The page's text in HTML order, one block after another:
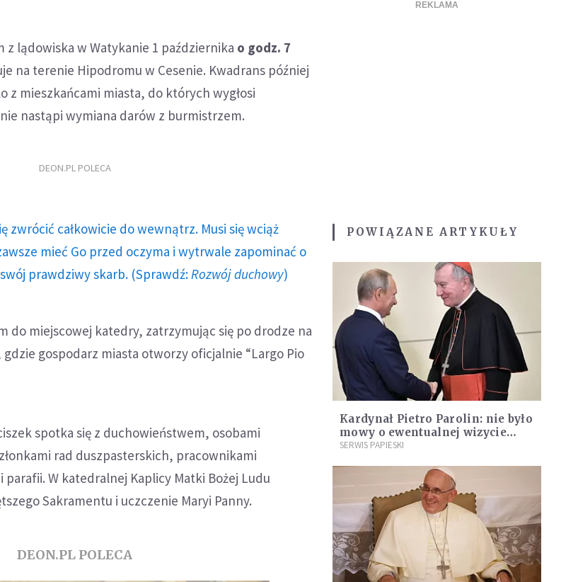
z lądowiska w Watykanie 1 października o godz. 7
na terenie Hipodromu w Cesenie. Kwadrans później
z mieszkańcami miasta, do których wygłosi
nastąpi wymiana darów z burmistrzem.
DEON.PL POLECA
zwrócić całkowicie do wewnątrz. Musi się wciąż
mieć Go przed oczyma i wytrwale zapominać o
prawdziwy skarb. (Sprawdź: Rozwój duchowy)
do miejscowej katedry, zatrzymując się po drodze na
gospodarz miasta otworzy oficjalnie “Largo Pio
spotka się z duchowieństwem, osobami
rad duszpasterskich, pracownikami
W katedralnej Kaplicy Matki Bożej Ludu
Sakramentu i uczczenie Maryi Panny.
DEON.PL POLECA
POWIĄZANE ARTYKUŁY
Kardynał Pietro Parolin: nie było
mowy o ewentualnej wizycie
papieża Franciszka w Rosji
SERWIS PAPIESKI